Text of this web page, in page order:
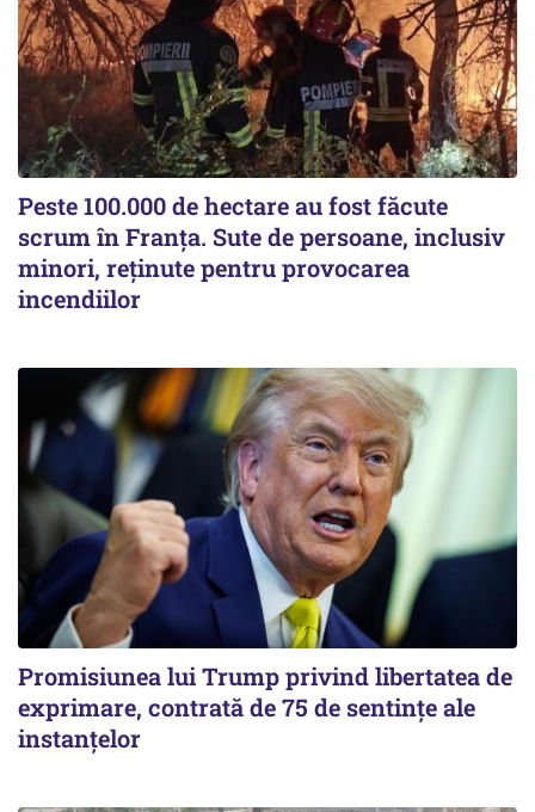
Peste 100.000 de hectare au fost făcute
scrum în Franța. Sute de persoane, inclusiv
minori, reținute pentru provocarea
incendiilor
Promisiunea lui Trump privind libertatea de
exprimare, contrată de 75 de sentințe ale
instanțelor